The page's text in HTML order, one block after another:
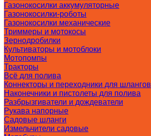
Газонокосилки аккумуляторные
Газонокосилки-роботы
Газонокосилки механические
Триммеры и мотокосы
Зернодробилки
Культиваторы и мотоблоки
Мотопомпы
Тракторы
Всё для полива
Коннекторы и переходники для шлангов
Наконечники и пистолеты для полива
Разбрызгиватели и дождеватели
Рукава напорные
Садовые шланги
Измельчители садовые